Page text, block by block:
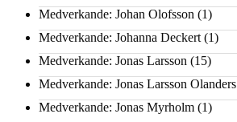
Medverkande: Johan Olofsson (1)
Medverkande: Johanna Deckert (1)
Medverkande: Jonas Larsson (15)
Medverkande: Jonas Larsson Olanders
Medverkande: Jonas Myrholm (1)